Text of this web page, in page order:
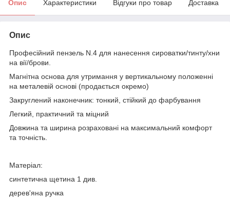
Опис Характеристики Відгуки про товар Доставка
Опис
Професійний пензель N.4 для нанесення сироватки/тинту/хни
на вії/брови.
Магнітна основа для утримання у вертикальному положенні
на металевій основі (продається окремо)
Закруглений наконечник: тонкий, стійкий до фарбування
Легкий, практичний та міцний
Довжина та ширина розраховані на максимальний комфорт
та точність.
Матеріал:
синтетична щетина 1 див.
дерев'яна ручка